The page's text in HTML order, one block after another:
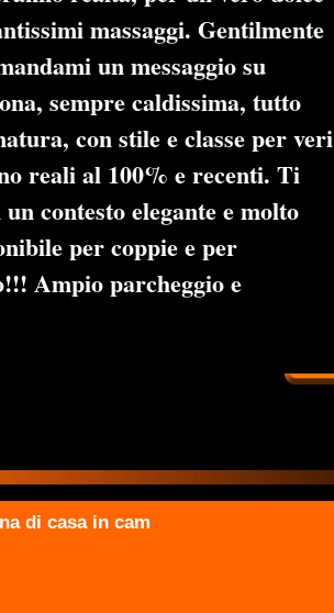
massaggi. Gentilmente
un messaggio su
sempre caldissima, tutto
con stile e classe per veri
reali al 100% e recenti. Ti
contesto elegante e molto
per coppie e per
Ampio parcheggio e
di casa in cam